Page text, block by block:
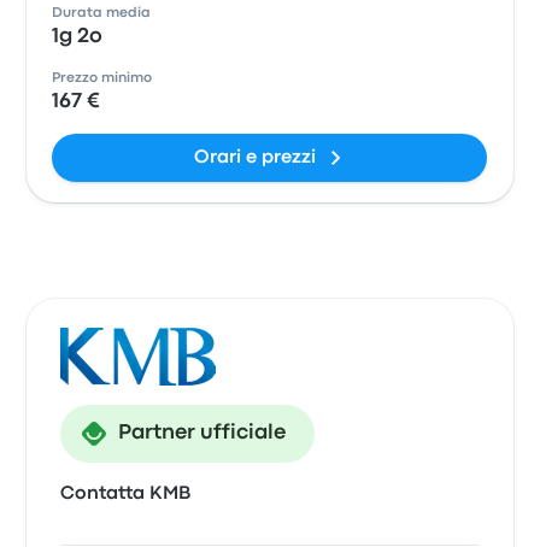
Durata media
1g 2o
Prezzo minimo
167 €
Orari e prezzi
Partner ufficiale
Contatta KMB